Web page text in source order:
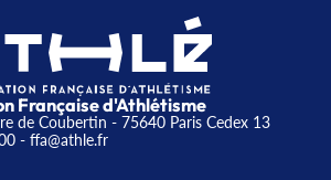
Française d'Athlétisme
de Coubertin - 75640 Paris Cedex 13
- ffa@athle.fr